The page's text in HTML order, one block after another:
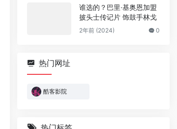
谁选的？巴里·基奥恩加盟
披头士传记片 饰鼓手林戈
2年前 (2024) 0
热门网址
酷客影院